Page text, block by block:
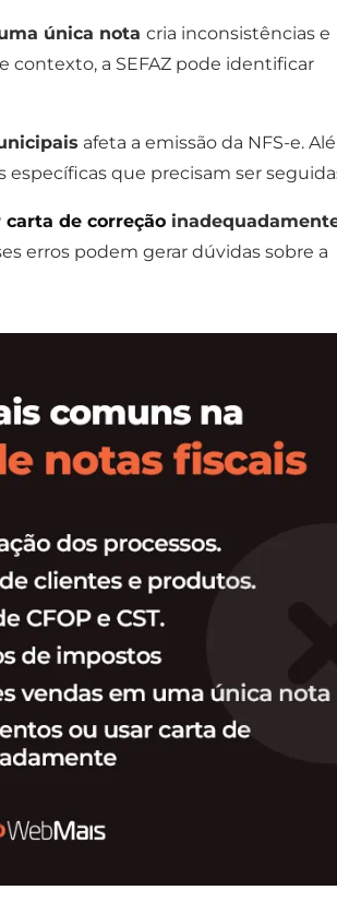
única nota cria inconsistências e
contexto, a SEFAZ pode identificar
afeta a emissão da NFS-e.
específicas que precisam ser
carta de correção
erros podem gerar dúvidas sobre a